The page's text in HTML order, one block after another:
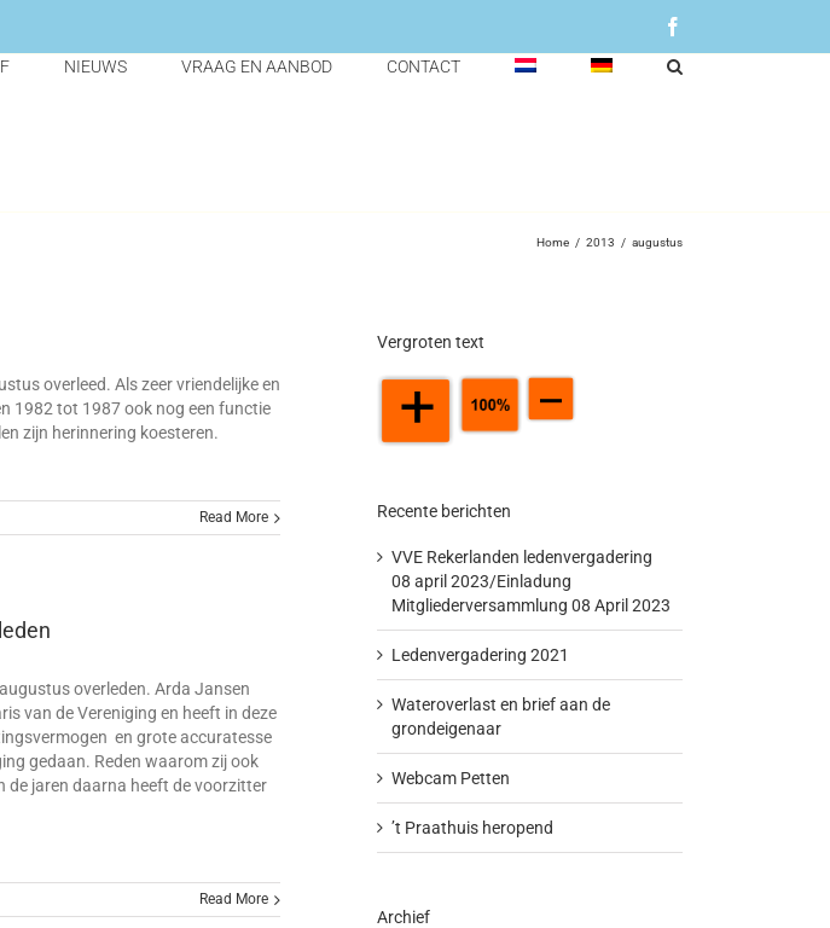
NIEUWS VRAAG EN AANBOD CONTACT
Home / 2013 / augustus
overleed. Als zeer vriendelijke en
1982 tot 1987 ook nog een functie
zijn herinnering koesteren.
Read More
overleden. Arda Jansen
van de Vereniging en heeft in deze
en grote accuratesse
gedaan. Reden waarom zij ook
de jaren daarna heeft de voorzitter
Read More
Vergroten text
Recente berichten
VVE Rekerlanden ledenvergadering
08 april 2023/Einladung
Mitgliederversammlung 08 April 2023
Ledenvergadering 2021
Wateroverlast en brief aan de
grondeigenaar
Webcam Petten
’t Praathuis heropend
Archief